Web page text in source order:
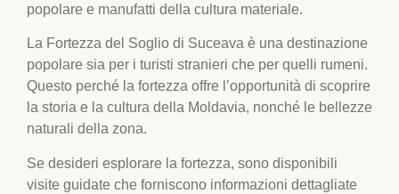
popolare e manufatti della cultura materiale.
La Fortezza del Soglio di Suceava è una destinazione
popolare sia per i turisti stranieri che per quelli rumeni.
Questo perché la fortezza offre l’opportunità di scoprire
la storia e la cultura della Moldavia, nonché le bellezze
naturali della zona.
Se desideri esplorare la fortezza, sono disponibili
visite guidate che forniscono informazioni dettagliate